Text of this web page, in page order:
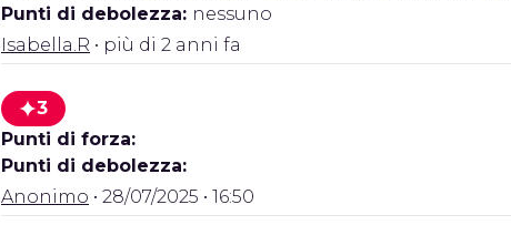
Punti di debolezza: nessuno
Isabella.R • più di 2 anni fa
3
Punti di forza:
Punti di debolezza:
Anonimo • 28/07/2025 • 16:50